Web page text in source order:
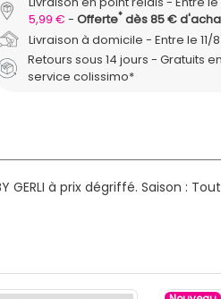
5,99 €
Offerte*dès 85 €
Livraison à domicile
Entre le 11/
Retours sous 14 jours - Gratuits
service colissimo*
à prix dégriffé. Saison :